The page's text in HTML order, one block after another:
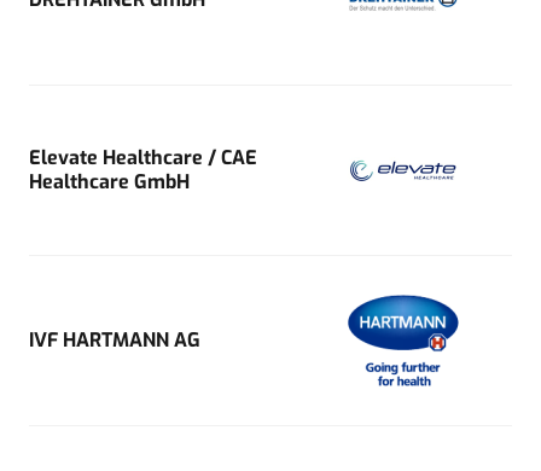
Elevate Healthcare / CAE
Healthcare GmbH
IVF HARTMANN AG